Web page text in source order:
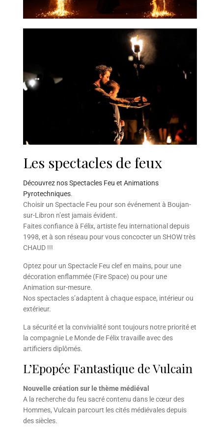
Les spectacles de feux
Découvrez nos Spectacles Feu et Animations
Pyrotechniques.
Choisir un Spectacle Feu pour son événement à Boujan-
sur-Libron n’est jamais évident.
Faites confiance à Félix, artiste feu international depuis
1998, et à son réseau pour vous concocter un SHOW très
CHAUD !!!
Optez pour un Spectacle Feu clef en mains, pour une
décoration enflammée (Fire Space) ou pour une
Animation sur-mesure.
Nos spectacles s’adaptent à chaque espace, intérieur ou
extérieur.
La sécurité et la convivialité sont toujours notre priorité et
la compagnie Le Monde de Félix travaille avec des
artificiers diplômés.
L’Epopée Fantastique de Vulcain
Nouvelle création sur le thème médiéval
A la recherche du feu sacré contenu dans le cœur des
Hommes, Vulcain parcourt les cités médiévales depuis
des siècles.